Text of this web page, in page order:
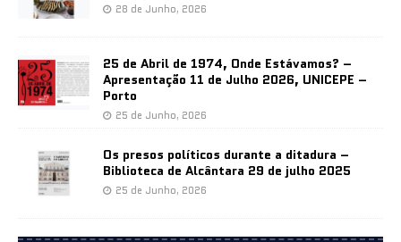
28 de Junho, 2026
25 de Abril de 1974, Onde Estávamos? –
Apresentação 11 de Julho 2026, UNICEPE –
Porto
25 de Junho, 2026
Os presos políticos durante a ditadura –
Biblioteca de Alcântara 29 de julho 2025
25 de Junho, 2026